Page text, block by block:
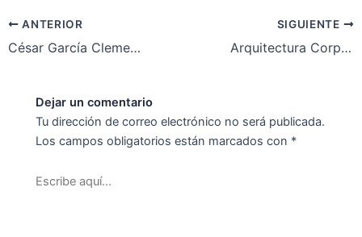
ANTERIOR
César García Clemente – Director Asociado
SIGUIENTE
Arquitectura Corporativa / Cross-Border
Dejar un comentario
Tu dirección de correo electrónico no será publicada.
Los campos obligatorios están marcados con *